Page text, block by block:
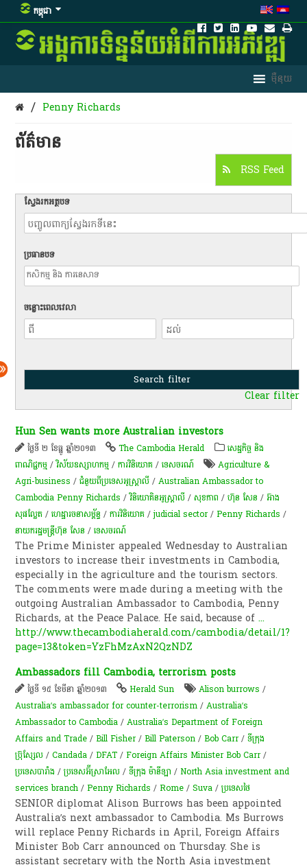
កម្ពុជា
/ Penny Richards
ព័ត៌មាន​
RSS Feed
ស្វែងរកអត្ថបទ
ប្រធានបទ
ចន្លោះពេលវេលា
Clear filter
Hun Sen wants more Australian investors
ថ្ងៃទី ២ ខែធ្នូ ឆ្នាំ២០១៣ The Cambodia Herald
សេដ្ឋកិច្ច និង
ពាណិជ្ជកម្ម /វិស័យឧស្សាហកម្ម /ការវិនិយោគ /ទេសចរណ៍
Agriculture &
Agri-business /ជំនួយពីប្រទេសអូស្ត្រាលី /Australian Ambassador to
Cambodia Penny Richards /វិនិយោគិនអូស្ត្រាលី /សុខភាព /ហ៊ុន សែន /អ៊ាង
សុផល្លែត /ហេដ្ឋារចនាសម្ព័ន្ធ /ការវិនិយោគ /judicial sector/Penny Richards /
នាយករដ្ឋមន្ត្រីហ៊ុន សែន /ទេសចរណ៍
The Prime Minister appealed Wednesday to Australian
investors to increase their investments in Cambodia,
especially in the agriculture and the tourism sectors.
The comments were made during a meeting with the
outgoing Australian Ambassador to Cambodia, Penny
Richards, at the Peace Palace. He said, because of...
http://www.thecambodiaherald.com/cambodia/detail/1?
page=13&token=YzFhMzAxN2QzNDZ
Ambassadors fill Cambodia, terrorism posts
ថ្ងៃទី ១៥ ខែមីនា ឆ្នាំ២០១៣ Herald Sun Alison burrows /
Australia’s ambassador for counter-terrorism /Australia’s
Ambassador to Cambodia /Australia’s Department of Foreign
Affairs and Trade /Bill Fisher/Bill Paterson /Bob Carr/ទីក្រុង​
ប៊្រុស្សែល/Candada /DFAT /Foreign Affairs Minister Bob Carr/
ប្រទេសបារាំង /ប្រ​ទេស​អ៊ីស្រាអែល /ទីក្រុង ម៉ានីឡា /North Asia investment and
services branch /Penny Richards /Rome /Suva /ប្រទេសថៃ
SENIOR diplomat Alison Burrows has been appointed
Australia’s next ambassador to Cambodia. Ms Burrows
will replace Penny Richards in April, Foreign Affairs
Minister Bob Carr announced on Thursday. She is
assistant secretary with the North Asia investment